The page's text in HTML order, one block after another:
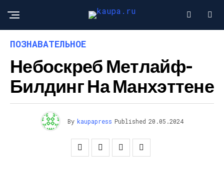
ПОЗНАВАТЕЛЬНОЕ
Небоскреб Метлайф-
Билдинг На Манхэттене
By kaupapress Published 20.05.2024